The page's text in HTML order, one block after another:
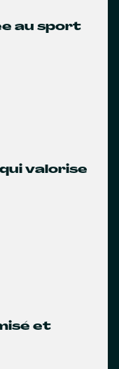
au sport
valorise
et